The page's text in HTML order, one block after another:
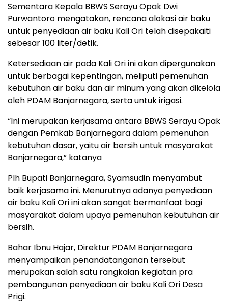
Sementara Kepala BBWS Serayu Opak Dwi
Purwantoro mengatakan, rencana alokasi air baku
untuk penyediaan air baku Kali Ori telah disepakaiti
sebesar 100 liter/detik.
Ketersediaan air pada Kali Ori ini akan dipergunakan
untuk berbagai kepentingan, meliputi pemenuhan
kebutuhan air baku dan air minum yang akan dikelola
oleh PDAM Banjarnegara, serta untuk irigasi.
“Ini merupakan kerjasama antara BBWS Serayu Opak
dengan Pemkab Banjarnegara dalam pemenuhan
kebutuhan dasar, yaitu air bersih untuk masyarakat
Banjarnegara,” katanya
Plh Bupati Banjarnegara, Syamsudin menyambut
baik kerjasama ini. Menurutnya adanya penyediaan
air baku Kali Ori ini akan sangat bermanfaat bagi
masyarakat dalam upaya pemenuhan kebutuhan air
bersih.
Bahar Ibnu Hajar, Direktur PDAM Banjarnegara
menyampaikan penandatanganan tersebut
merupakan salah satu rangkaian kegiatan pra
pembangunan penyediaan air baku Kali Ori Desa
Prigi.